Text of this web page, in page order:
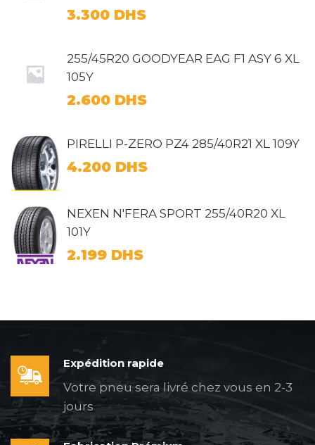
3.300 DHS
255/45R20 GOODYEAR EAG F1 ASY 6 XL
105Y
2.600 DHS
PIRELLI P-ZERO PZ4 285/40R21 XL 109Y
4.200 DHS
NEXEN N'FERA SPORT 255/40R20 XL
101Y
2.199 DHS
Expédition rapide
Votre pneu sera livré chez vous en 2-3
jours